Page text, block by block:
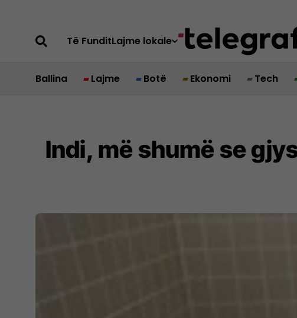
Të FunditLajme lokale
Ballina Lajme Botë Ekonomi Tech
Indi, më shumë se